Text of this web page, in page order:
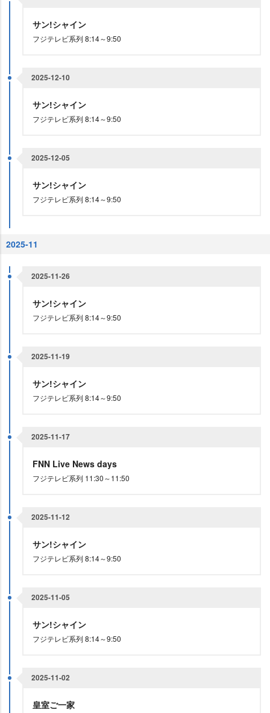
サン!シャイン
フジテレビ系列 8:14～9:50
2025-12-10
サン!シャイン
フジテレビ系列 8:14～9:50
2025-12-05
サン!シャイン
フジテレビ系列 8:14～9:50
2025-11
2025-11-26
サン!シャイン
フジテレビ系列 8:14～9:50
2025-11-19
サン!シャイン
フジテレビ系列 8:14～9:50
2025-11-17
FNN Live News days
フジテレビ系列 11:30～11:50
2025-11-12
サン!シャイン
フジテレビ系列 8:14～9:50
2025-11-05
サン!シャイン
フジテレビ系列 8:14～9:50
2025-11-02
皇室ご一家